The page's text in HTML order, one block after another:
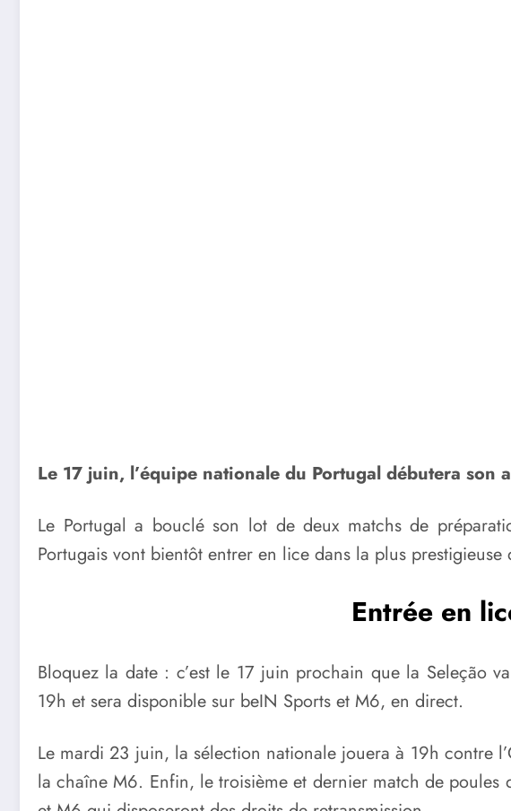
Le 17 juin, l’équipe nationale du Portugal débutera
Le Portugal a bouclé son lot de deux matchs de
Portugais vont bientôt entrer en lice dans la plus
Entrée en
Bloquez la date : c’est le 17 juin prochain que la Seleção
19h et sera disponible sur beIN Sports et M6, en direct.
Le mardi 23 juin, la sélection nationale jouera à 19h contre
la chaîne M6. Enfin, le troisième et dernier match de